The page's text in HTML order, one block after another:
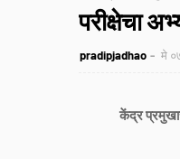
परीक्षेचा
pradipjadhao मे
केंद्र